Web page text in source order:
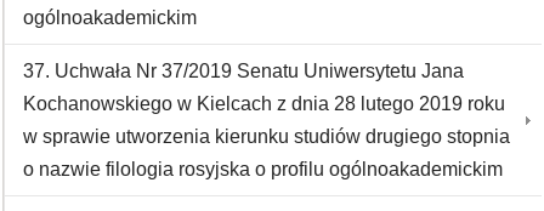
ogólnoakademickim
37. Uchwała Nr 37/2019 Senatu Uniwersytetu Jana
Kochanowskiego w Kielcach z dnia 28 lutego 2019 roku
w sprawie utworzenia kierunku studiów drugiego stopnia
o nazwie filologia rosyjska o profilu ogólnoakademickim